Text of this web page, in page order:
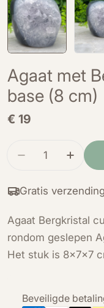
Agaat met
base (8 cm)
Normale
€ 19
Hoeveelheid
Verminder de
Gratis
Agaat Bergkristal
rondom geslepen
Het stuk is 8x7x7
Beveiligde
Betaalmethoden